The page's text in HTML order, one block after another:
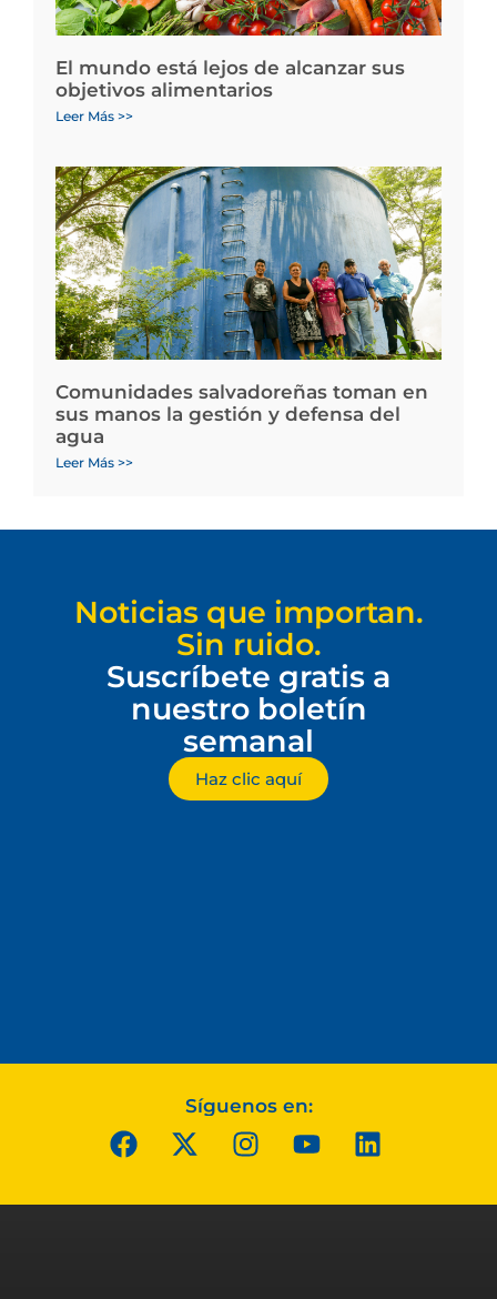
El mundo está lejos de alcanzar sus
objetivos alimentarios
Leer Más >>
Comunidades salvadoreñas toman en
sus manos la gestión y defensa del
agua
Leer Más >>
Noticias que importan.
Sin ruido.
Suscríbete gratis a
nuestro boletín
semanal
Haz clic aquí
Síguenos en: